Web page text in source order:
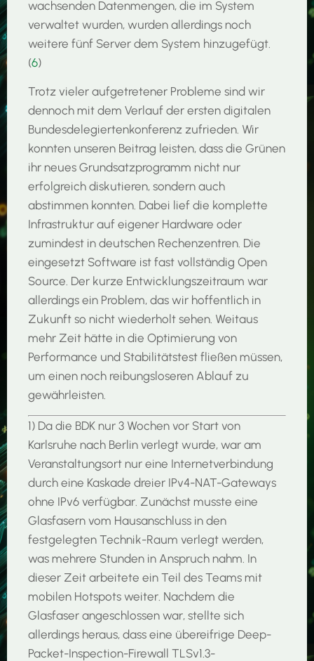
wachsenden Datenmengen, die im System
verwaltet wurden, wurden allerdings noch
weitere fünf Server dem System hinzugefügt.
(6)
Trotz vieler aufgetretener Probleme sind wir
dennoch mit dem Verlauf der ersten digitalen
Bundesdelegiertenkonferenz zufrieden. Wir
konnten unseren Beitrag leisten, dass die Grünen
ihr neues Grundsatzprogramm nicht nur
erfolgreich diskutieren, sondern auch
abstimmen konnten. Dabei lief die komplette
Infrastruktur auf eigener Hardware oder
zumindest in deutschen Rechenzentren. Die
eingesetzt Software ist fast vollständig Open
Source. Der kurze Entwicklungszeitraum war
allerdings ein Problem, das wir hoffentlich in
Zukunft so nicht wiederholt sehen. Weitaus
mehr Zeit hätte in die Optimierung von
Performance und Stabilitätstest fließen müssen,
um einen noch reibungsloseren Ablauf zu
gewährleisten.
1) Da die BDK nur 3 Wochen vor Start von
Karlsruhe nach Berlin verlegt wurde, war am
Veranstaltungsort nur eine Internetverbindung
durch eine Kaskade dreier IPv4-NAT-Gateways
ohne IPv6 verfügbar. Zunächst musste eine
Glasfasern vom Hausanschluss in den
festgelegten Technik-Raum verlegt werden,
was mehrere Stunden in Anspruch nahm. In
dieser Zeit arbeitete ein Teil des Teams mit
mobilen Hotspots weiter. Nachdem die
Glasfaser angeschlossen war, stellte sich
allerdings heraus, dass eine übereifrige Deep-
Packet-Inspection-Firewall TLSv1.3-